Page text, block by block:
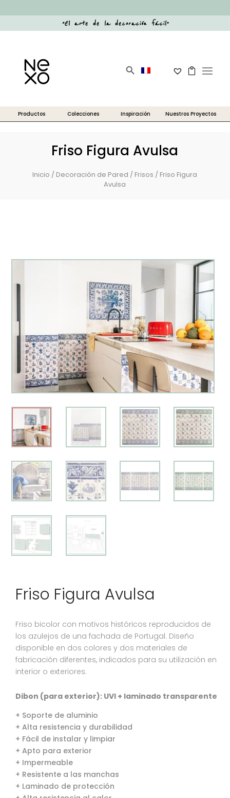
“El arte de la decoración fácil”
Friso Figura Avulsa
Inicio / Decoración de Pared / Frisos / Friso Figura
Avulsa
Friso Figura Avulsa
Friso bicolor con motivos históricos reproducidos de
los azulejos de una fachada de Portugal. Diseño
disponible en dos colores y dos materiales de
fabricación diferentes, indicados para su utilización en
interior o exteriores.
Dibon (para exterior): UVI + laminado transparente
+ Soporte de aluminio
+ Alta resistencia y durabilidad
+ Fácil de instalar y limpiar
+ Apto para exterior
+ Impermeable
+ Resistente a las manchas
+ Laminado de protección